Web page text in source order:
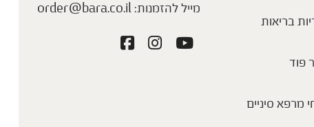
בריאות
פוד
מרפא סיניים
מייל להזמנות:order@bara.co.il